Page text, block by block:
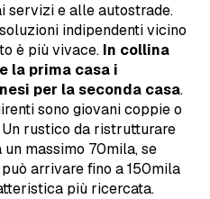
servizi e alle autostrade.
indipendenti vicino
è più vivace. In collina
la prima casa i
per la seconda casa.
sono giovani coppie o
rustico da ristrutturare
massimo 70mila, se
arrivare fino a 150mila
più ricercata.